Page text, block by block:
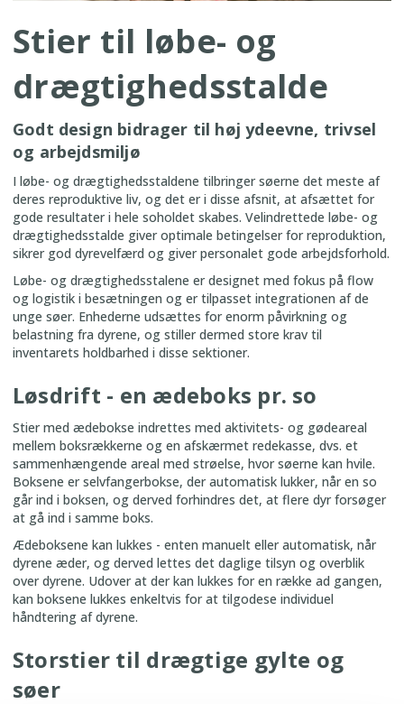
Stier til løbe- og
drægtighedsstalde
Godt design bidrager til høj ydeevne, trivsel
og arbejdsmiljø
I løbe- og drægtighedsstaldene tilbringer søerne det meste af
deres reproduktive liv, og det er i disse afsnit, at afsættet for
gode resultater i hele soholdet skabes. Velindrettede løbe- og
drægtighedsstalde giver optimale betingelser for reproduktion,
sikrer god dyrevelfærd og giver personalet gode arbejdsforhold.
Løbe- og drægtighedsstalene er designet med fokus på flow
og logistik i besætningen og er tilpasset integrationen af de
unge søer. Enhederne udsættes for enorm påvirkning og
belastning fra dyrene, og stiller dermed store krav til
inventarets holdbarhed i disse sektioner.
Løsdrift - en ædeboks pr. so
Stier med ædebokse indrettes med aktivitets- og gødeareal
mellem boksrækkerne og en afskærmet redekasse, dvs. et
sammenhængende areal med strøelse, hvor søerne kan hvile.
Boksene er selvfangerbokse, der automatisk lukker, når en so
går ind i boksen, og derved forhindres det, at flere dyr forsøger
at gå ind i samme boks.
Ædeboksene kan lukkes - enten manuelt eller automatisk, når
dyrene æder, og derved lettes det daglige tilsyn og overblik
over dyrene. Udover at der kan lukkes for en række ad gangen,
kan boksene lukkes enkeltvis for at tilgodese individuel
håndtering af dyrene.
Storstier til drægtige gylte og
søer